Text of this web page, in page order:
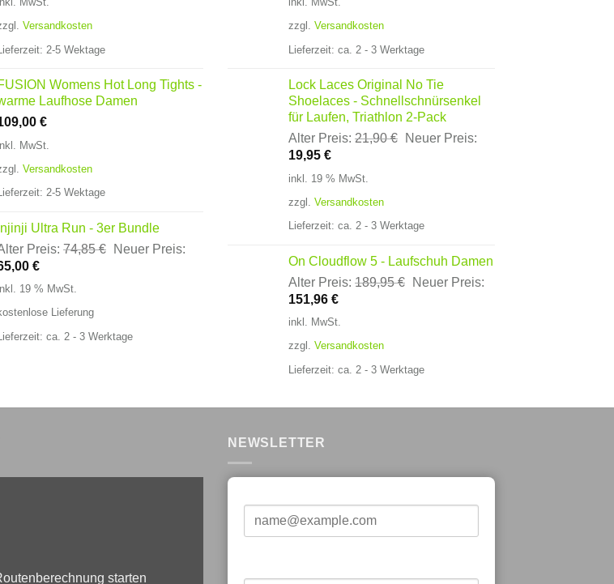
Versandkosten
2-5 Wektage
Womens Hot Long Tights -
Laufhose Damen
€
MwSt.
Versandkosten
2-5 Wektage
Injinji Ultra Run - 3er Bundle
Preis: 74,85€ Ursprünglicher
Neuer Preis:
€Aktueller
Preis
65,00 €.
19 % MwSt.
Lieferung
Lieferzeit: ca. 2 - 3 Werktage
zzgl. Versandkosten
Lieferzeit: ca. 2 - 3 Werktage
Lock Laces Original No Tie
Shoelaces - Schnellschnürsenkel
für Laufen, Triathlon 2-Pack
Alter Preis: 21,90€ Ursprünglicher
Neuer Preis:
19,95 €Aktueller
Preis
19,95 €.
inkl. 19 % MwSt.
zzgl. Versandkosten
Lieferzeit: ca. 2 - 3 Werktage
On Cloudflow 5 - Laufschuh Damen
Alter Preis: 189,95€ Ursprünglicher
Neuer Preis:
151,96 €Aktueller
151,96 €.
inkl. MwSt.
zzgl. Versandkosten
Lieferzeit: ca. 2 - 3 Werktage
starten
NEWSLETTER